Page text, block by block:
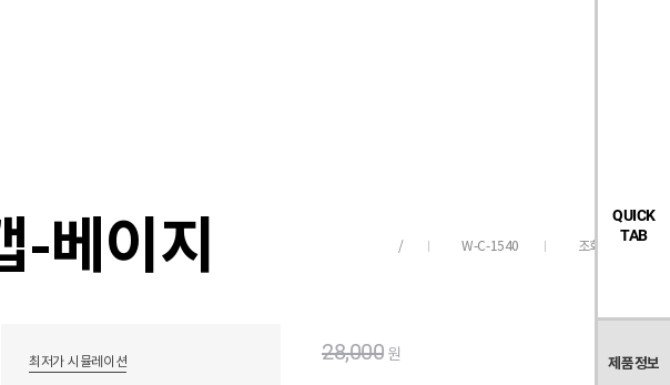
QUICK
TAB
제품정보
베이지 / W-C-1540 조회수 165
최저가 시뮬레이션 28,000 원